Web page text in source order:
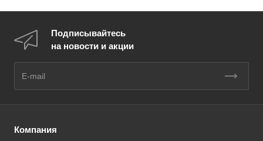
Подписывайтесь
на новости и акции
Компания